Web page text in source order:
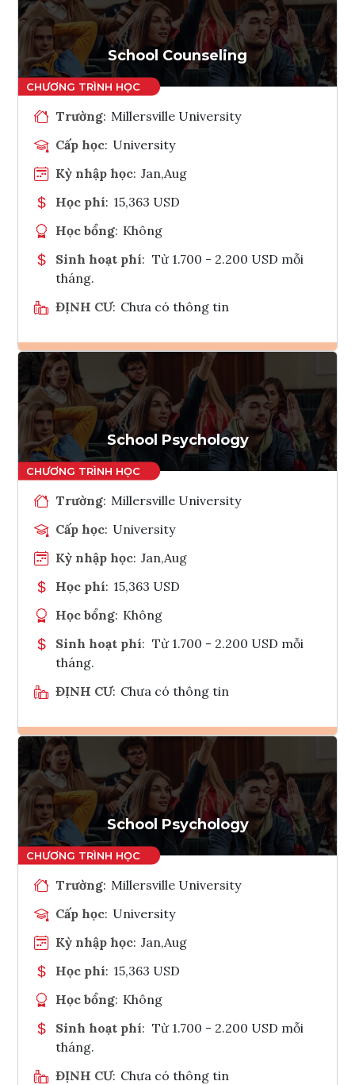
Tham vấn Interlink
School Counseling
Trường: Millersville University
Cấp học: University
Kỳ nhập học: Jan,Aug
Học phí: 15,363 USD
Học bổng: Không
Sinh hoạt phí: Từ 1.700 - 2.200 USD mỗi
tháng.
ĐỊNH CƯ: Chưa có thông tin
Ghi danh
Tham vấn Interlink
School Psychology
Trường: Millersville University
Cấp học: University
Kỳ nhập học: Jan,Aug
Học phí: 15,363 USD
Học bổng: Không
Sinh hoạt phí: Từ 1.700 - 2.200 USD mỗi
tháng.
ĐỊNH CƯ: Chưa có thông tin
Ghi danh
Tham vấn Interlink
School Psychology
Trường: Millersville University
Cấp học: University
Kỳ nhập học: Jan,Aug
Học phí: 15,363 USD
Học bổng: Không
Sinh hoạt phí: Từ 1.700 - 2.200 USD mỗi
tháng.
ĐỊNH CƯ: Chưa có thông tin